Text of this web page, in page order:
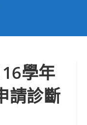
學年
請診斷